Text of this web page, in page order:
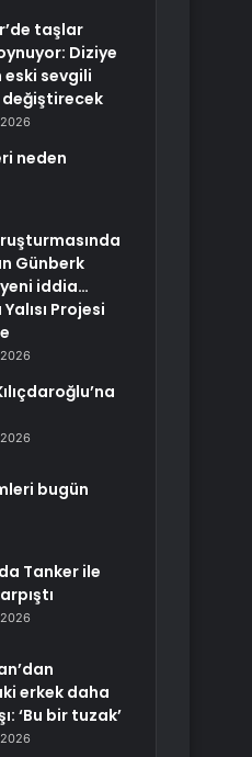
taşlar
Diziye
sevgili
neden
Günberk
iddia…
Projesi
bugün
Tanker ile
erkek daha
‘Bu bir tuzak’